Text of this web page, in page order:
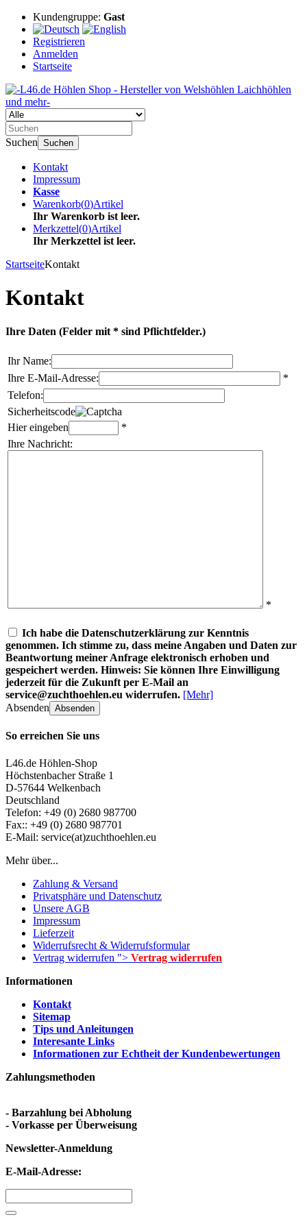
Kundengruppe: Gast
Registrieren
Anmelden
Startseite
Suchen Suchen
Kontakt
Impressum
Kasse
Warenkorb(0)Artikel
Ihr Warenkorb ist leer.
Merkzettel(0)Artikel
Ihr Merkzettel ist leer.
StartseiteKontakt
Kontakt
Ihre Daten (Felder mit * sind Pflichtfelder.)
Ihr Name:
Ihre E-Mail-Adresse:
*
Telefon:
Sicherheitscode
Hier eingeben
*
Ihre Nachricht:
*
Ich habe die Datenschutzerklärung zur Kenntnis
genommen. Ich stimme zu, dass meine Angaben und Daten zur
Beantwortung meiner Anfrage elektronisch erhoben und
gespeichert werden. Hinweis: Sie können Ihre Einwilligung
jederzeit für die Zukunft per E-Mail an
service@zuchthoehlen.eu widerrufen. [Mehr]
Absenden Absenden
So erreichen Sie uns
L46.de Höhlen-Shop
Höchstenbacher Straße 1
D-57644 Welkenbach
Deutschland
Telefon: +49 (0) 2680 987700
Fax:: +49 (0) 2680 987701
E-Mail: service(at)zuchthoehlen.eu
Mehr über...
Zahlung & Versand
Privatsphäre und Datenschutz
Unsere AGB
Impressum
Lieferzeit
Widerrufsrecht & Widerrufsformular
Vertrag widerrufen "> Vertrag widerrufen
Informationen
Kontakt
Sitemap
Tips und Anleitungen
Interesante Links
Informationen zur Echtheit der Kundenbewertungen
Zahlungsmethoden
- Barzahlung bei Abholung
- Vorkasse per Überweisung
Newsletter-Anmeldung
E-Mail-Adresse: